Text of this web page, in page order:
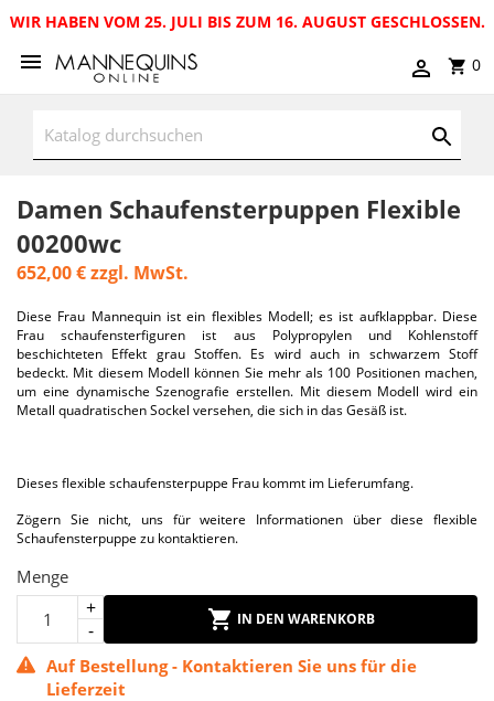
WIR HABEN VOM 25. JULI BIS ZUM 16. AUGUST GESCHLOSSEN.
0
Damen Schaufensterpuppen Flexible
00200wc
652,00 €zzgl. MwSt.
Diese Frau Mannequin ist ein flexibles Modell; es ist aufklappbar. Diese
Frau schaufensterfiguren ist aus Polypropylen und Kohlenstoff
beschichteten Effekt grau Stoffen. Es wird auch in schwarzem Stoff
bedeckt. Mit diesem Modell können Sie mehr als 100 Positionen machen,
um eine dynamische Szenografie erstellen. Mit diesem Modell wird ein
Metall quadratischen Sockel versehen, die sich in das Gesäß ist.
Dieses flexible schaufensterpuppe Frau kommt im Lieferumfang.
Zögern Sie nicht, uns für weitere Informationen über diese flexible
Schaufensterpuppe zu kontaktieren.
Menge
IN DEN WARENKORB
Auf Bestellung - Kontaktieren Sie uns für die
Lieferzeit